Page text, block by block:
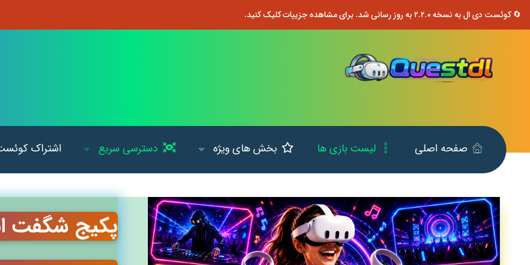
🔄 کوئست دی ال به نسخه ۲.۲.۰ به روز رسانی شد. برای مشاهده جزییات کلیک کنید.
صفحه اصلی لیست بازی ها بخش های ویژه دسترسی سریع اشتراک
پکیج شگفت